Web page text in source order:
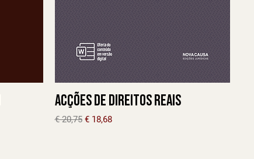
Acções de Direitos Reais
Preço normal
€ 20,75 Preço promocional
€ 18,68